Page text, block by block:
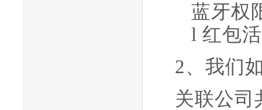
蓝牙权
l 红包
2、我们
关联公司